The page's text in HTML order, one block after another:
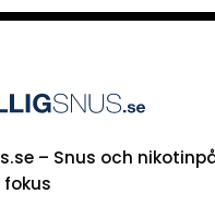
– Snus och